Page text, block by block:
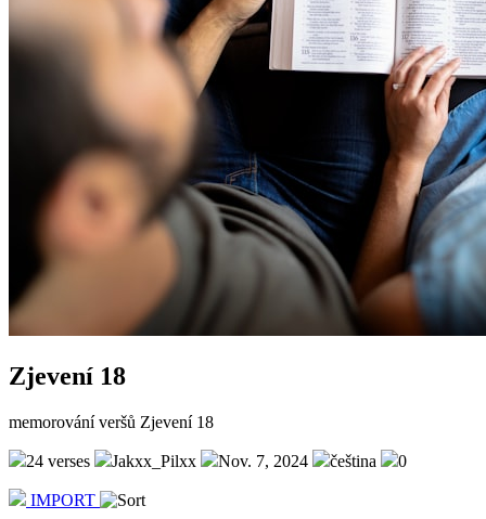
Zjevení 18
memorování veršů Zjevení 18
24 verses Jakxx_Pilxx Nov. 7, 2024 čeština 0
IMPORT